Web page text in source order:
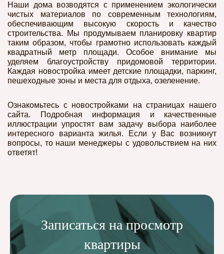
Наши дома возводятся с применением экологически
чистых материалов по современным технологиям,
обеспечивающим высокую скорость и качество
строительства. Мы продумываем планировку квартир
таким образом, чтобы грамотно использовать каждый
квадратный метр площади. Особое внимание мы
уделяем благоустройству придомовой территории.
Каждая новостройка имеет детские площадки, паркинг,
пешеходные зоны и места для отдыха, озеленение.
Ознакомьтесь с новостройками на страницах нашего
сайта. Подробная информация и качественные
иллюстрации упростят вам задачу выбора наиболее
интересного варианта жилья. Если у Вас возникнут
вопросы, то наши менеджеры с удовольствием на них
ответят!
Записаться на просмотр
квартиры